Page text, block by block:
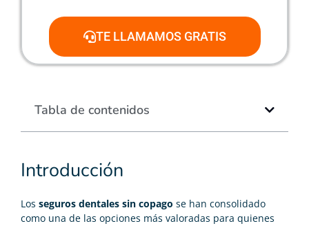
Introducción
Los seguros dentales sin copago se han consolidado
como una de las opciones más valoradas para quienes
TE LLAMAMOS GRATIS
Tabla de contenidos